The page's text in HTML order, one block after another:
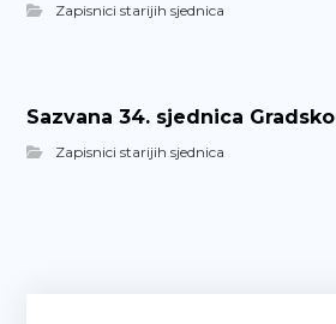
Zapisnici starijih sjednica
Sazvana 34. sjednica
Zapisnici starijih sjednica